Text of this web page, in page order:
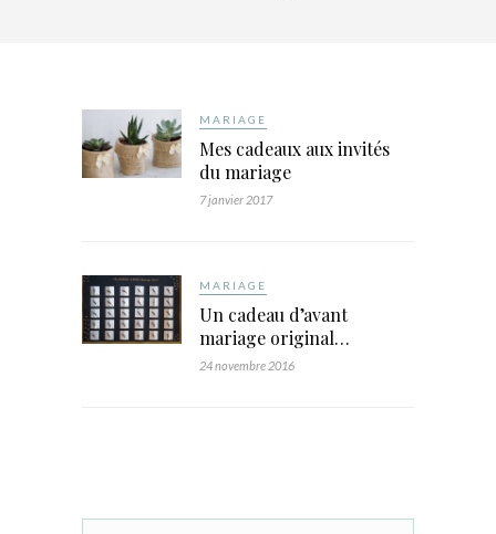
MARIAGE
Mes cadeaux aux invités
du mariage
7 janvier 2017
MARIAGE
Un cadeau d’avant
mariage original…
24 novembre 2016